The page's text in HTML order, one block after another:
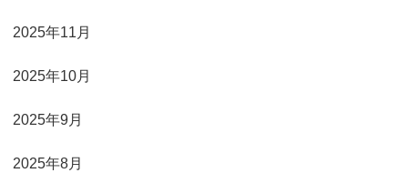
2025年11月
2025年10月
2025年9月
2025年8月